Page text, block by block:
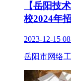
【岳阳技
校2024年
2023-12-15
岳阳市网络